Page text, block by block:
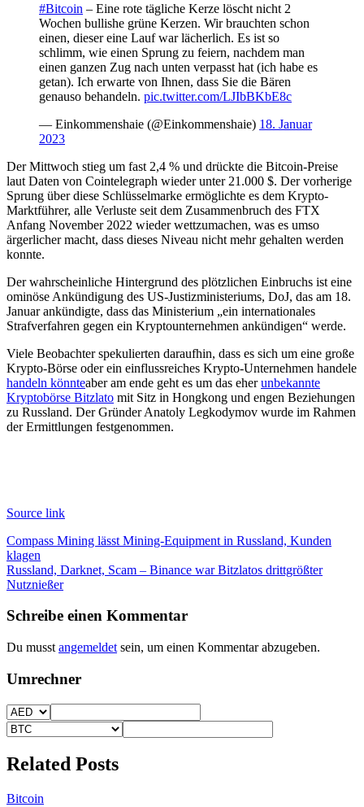
#Bitcoin – Eine rote tägliche Kerze löscht nicht 2
Wochen bullishe grüne Kerzen. Wir brauchten schon
einen, dieser eine Lauf war lächerlich. Es ist so
schlimm, wie einen Sprung zu feiern, nachdem man
einen ganzen Zug nach unten verpasst hat (ich habe es
getan). Ich erwarte von Ihnen, dass Sie die Bären
genauso behandeln. pic.twitter.com/LJIbBKbE8c
— Einkommenshaie (@Einkommenshaie) 18. Januar
2023
Der Mittwoch stieg um fast 2,4 % und drückte die Bitcoin-Preise
laut Daten von Cointelegraph wieder unter 21.000 $. Der vorherige
Sprung über diese Schlüsselmarke ermöglichte es dem Krypto-
Marktführer, alle Verluste seit dem Zusammenbruch des FTX
Anfang November 2022 wieder wettzumachen, was es umso
ärgerlicher macht, dass dieses Niveau nicht mehr gehalten werden
konnte.
Der wahrscheinliche Hintergrund des plötzlichen Einbruchs ist eine
ominöse Ankündigung des US-Justizministeriums, DoJ, das am 18.
Januar ankündigte, dass das Ministerium „ein internationales
Strafverfahren gegen ein Kryptounternehmen ankündigen“ werde.
Viele Beobachter spekulierten daraufhin, dass es sich um eine große
Krypto-Börse oder ein einflussreiches Krypto-Unternehmen handele
handeln könnteaber am ende geht es um das eherunbekannte
Kryptobörse Bitzlato mit Sitz in Hongkong und engen Beziehungen
zu Russland. Der Gründer Anatoly Legkodymov wurde im Rahmen
der Ermittlungen festgenommen.
Source link
Beitragsnavigation
Compass Mining lässt Mining-Equipment in Russland, Kunden
klagen
Russland, Darknet, Scam – Binance war Bitzlatos drittgrößter
Nutznießer
Schreibe einen Kommentar
Du musst angemeldet sein, um einen Kommentar abzugeben.
Umrechner
Related Posts
Bitcoin